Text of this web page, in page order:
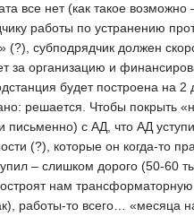
все нет (как такое
работы по устранению
субподрядчик должен
за организацию и
будет построена на
решается. Чтобы покрыть
письменно) с АД, что АД
(?), которые он когда-
– слишком дорого (50-60
нам
работы-то всего… «месяца